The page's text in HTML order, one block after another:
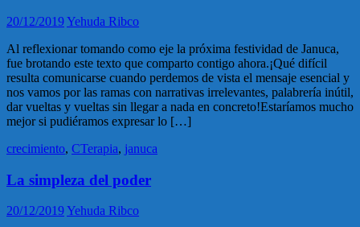
20/12/2019Yehuda Ribco
Al reflexionar tomando como eje la próxima festividad de Januca,
fue brotando este texto que comparto contigo ahora.¡Qué difícil
resulta comunicarse cuando perdemos de vista el mensaje esencial y
nos vamos por las ramas con narrativas irrelevantes, palabrería inútil,
dar vueltas y vueltas sin llegar a nada en concreto!Estaríamos mucho
mejor si pudiéramos expresar lo […]
crecimiento, CTerapia, januca
La simpleza del poder
20/12/2019Yehuda Ribco